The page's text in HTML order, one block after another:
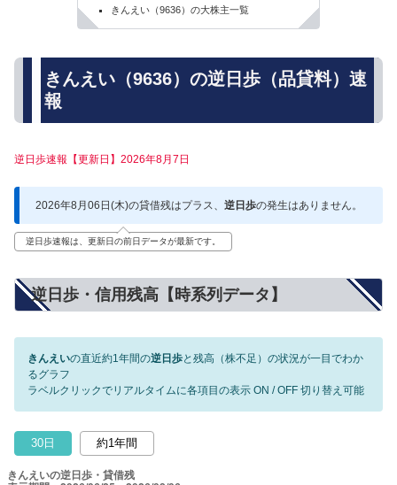
きんえい（9636）の大株主一覧
きんえい（9636）の逆日歩（品貸料）速
報
逆日歩速報【更新日】2026年8月7日
2026年8月06日(木)の貸借残はプラス、 逆日歩の発生はありません。
逆日歩速報は、更新日の前日データが最新です。
逆日歩・信用残高【時系列データ】
きんえいの直近約1年間の逆日歩と残高（株不足）の状況が一目でわか
るグラフ
ラベルクリックでリアルタイムに各項目の表示 ON / OFF 切り替え可能
30日 約1年間